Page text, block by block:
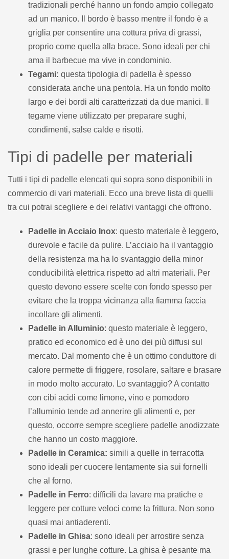
tradizionali perché hanno un fondo ampio collegato
ad un manico. Il bordo è basso mentre il fondo è a
griglia per consentire una cottura priva di grassi,
proprio come quella alla brace. Sono ideali per chi
ama il barbecue ma vive in condominio.
Tegami: questa tipologia di padella è spesso
considerata anche una pentola. Ha un fondo molto
largo e dei bordi alti caratterizzati da due manici. Il
tegame viene utilizzato per preparare sughi,
condimenti, salse calde e risotti.
Tipi di padelle per materiali
Tutti i tipi di padelle elencati qui sopra sono disponibili in
commercio di vari materiali. Ecco una breve lista di quelli
tra cui potrai scegliere e dei relativi vantaggi che offrono.
Padelle in Acciaio Inox: questo materiale è leggero,
durevole e facile da pulire. L’acciaio ha il vantaggio
della resistenza ma ha lo svantaggio della minor
conducibilità elettrica rispetto ad altri materiali. Per
questo devono essere scelte con fondo spesso per
evitare che la troppa vicinanza alla fiamma faccia
incollare gli alimenti.
Padelle in Alluminio: questo materiale è leggero,
pratico ed economico ed è uno dei più diffusi sul
mercato. Dal momento che è un ottimo conduttore di
calore permette di friggere, rosolare, saltare e brasare
in modo molto accurato. Lo svantaggio? A contatto
con cibi acidi come limone, vino e pomodoro
l’alluminio tende ad annerire gli alimenti e, per
questo, occorre sempre scegliere padelle anodizzate
che hanno un costo maggiore.
Padelle in Ceramica: simili a quelle in terracotta
sono ideali per cuocere lentamente sia sui fornelli
che al forno.
Padelle in Ferro: difficili da lavare ma pratiche e
leggere per cotture veloci come la frittura. Non sono
quasi mai antiaderenti.
Padelle in Ghisa: sono ideali per arrostire senza
grassi e per lunghe cotture. La ghisa è pesante ma